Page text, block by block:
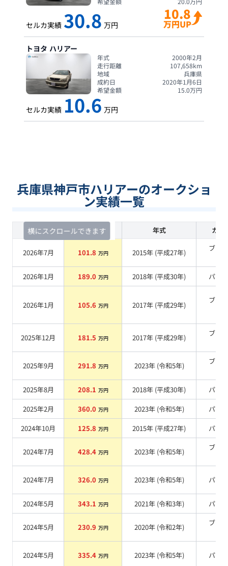
セルカ実績 30.8 万円
10.8
万円UP
トヨタ ハリアー
年式
2000年2月
走行距離
107,658km
地域
兵庫県
成約日
2020年1月6日
希望金額
15.0万円
セルカ実績 10.6 万円
兵庫県神戸市ハリアーのオークショ
ン実績一覧
横にスクロールできます
査定時期 セルカ実績 年式 カラ
2026年7月 101.8 万円 2015年 (平成27年)
ブラ
2026年1月
189.0 万円 2018年 (平成30年) パール
2026年1月 105.6 万円 2017年 (平成29年)
ブラ
2025年12月 181.5 万円 2017年 (平成29年)
ブラ
2025年9月 291.8 万円 2023年 (令和5年)
ブラ
2025年8月
208.1 万円 2018年 (平成30年)
パール
2025年2月
360.0 万円 2023年 (令和5年)
パール
2024年10月
125.8 万円 2015年 (平成27年) パール
2024年7月 428.4 万円 2023年 (令和5年)
ブラ
2024年7月 326.0 万円 2023年 (令和5年) パール
2024年5月 343.1 万円 2021年 (令和3年) パール
2024年5月 230.9 万円 2020年 (令和2年)
ブラ
2024年5月 335.4 万円 2023年 (令和5年) パール